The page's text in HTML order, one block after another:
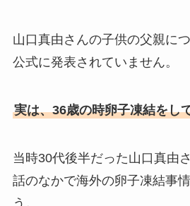
山口真由さんの子供の父親に
公式に発表されていません。
実は、36歳の時卵子凍結をし
当時30代後半だった山口真由
話のなかで海外の卵子凍結事
う。